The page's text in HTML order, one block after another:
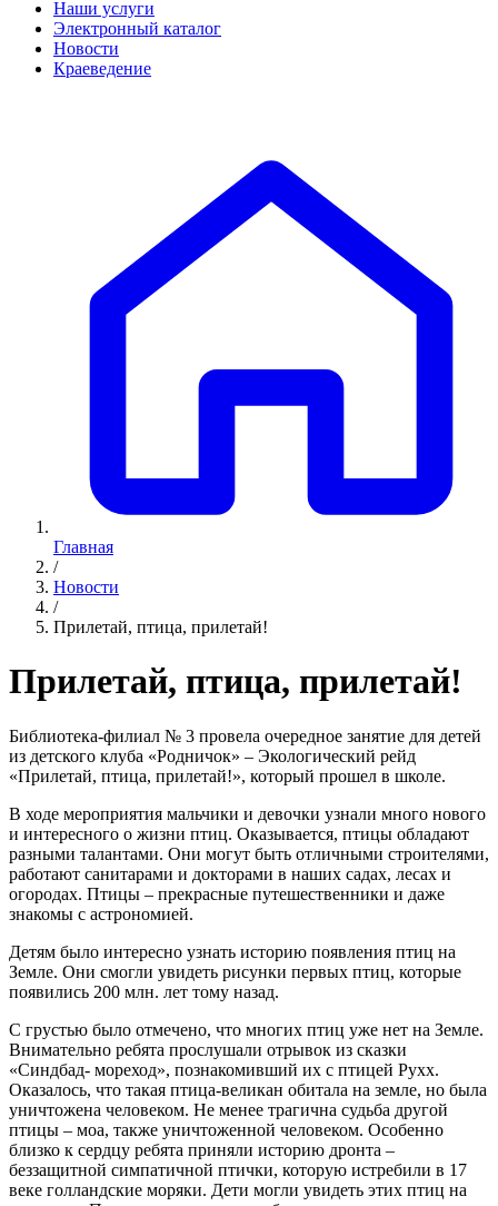
Наши услуги
Электронный каталог
Новости
Краеведение
Главная
/
Новости
/
Прилетай, птица, прилетай!
Прилетай, птица, прилетай!
Библиотека-филиал № 3 провела очередное занятие для детей
из детского клуба «Родничок» – Экологический рейд
«Прилетай, птица, прилетай!», который прошел в школе.
В ходе мероприятия мальчики и девочки узнали много нового
и интересного о жизни птиц. Оказывается, птицы обладают
разными талантами. Они могут быть отличными строителями,
работают санитарами и докторами в наших садах, лесах и
огородах. Птицы – прекрасные путешественники и даже
знакомы с астрономией.
Детям было интересно узнать историю появления птиц на
Земле. Они смогли увидеть рисунки первых птиц, которые
появились 200 млн. лет тому назад.
С грустью было отмечено, что многих птиц уже нет на Земле.
Внимательно ребята прослушали отрывок из сказки
«Синдбад- мореход», познакомивший их с птицей Рухх.
Оказалось, что такая птица-великан обитала на земле, но была
уничтожена человеком. Не менее трагична судьба другой
птицы – моа, также уничтоженной человеком. Особенно
близко к сердцу ребята приняли историю дронта –
беззащитной симпатичной птички, которую истребили в 17
веке голландские моряки. Дети могли увидеть этих птиц на